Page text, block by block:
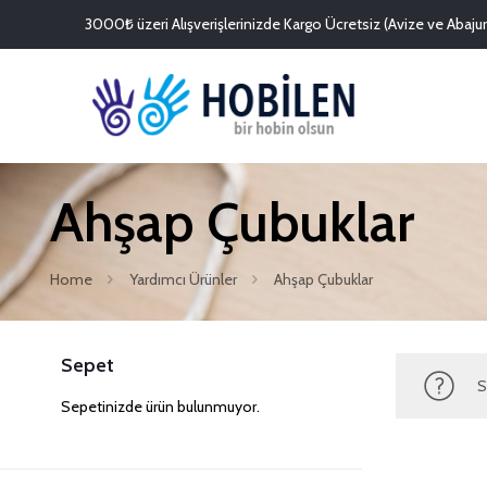
3000₺ üzeri Alışverişlerinizde Kargo Ücretsiz (Avize ve
Ahşap Çubuklar
Home Yardımcı Ürünler Ahşap Çubuklar
Sepet
Sepetinizde ürün bulunmuyor.